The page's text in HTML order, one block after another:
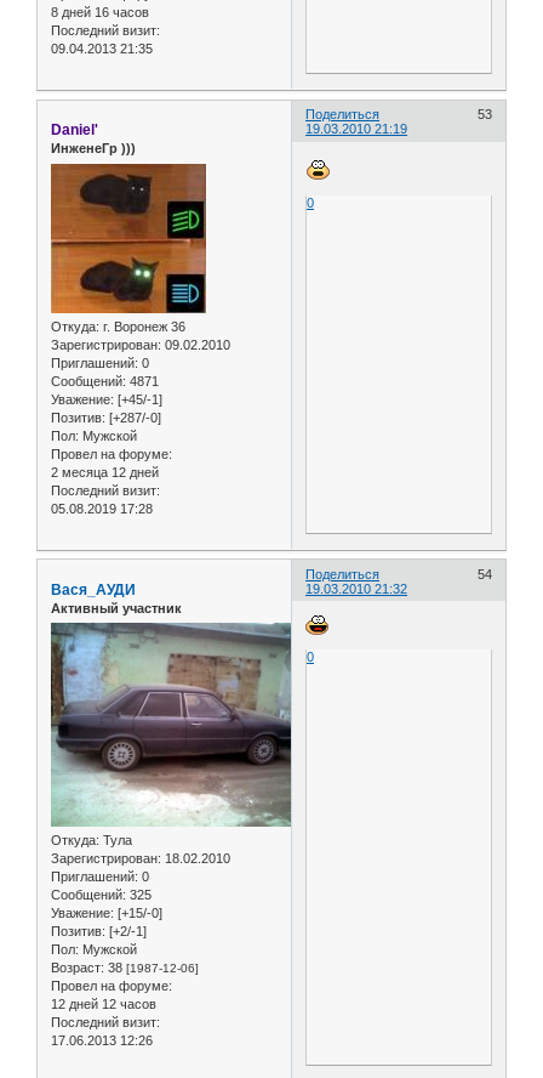
8 дней 16 часов
Последний визит:
09.04.2013 21:35
Поделиться
53
19.03.2010 21:19
Daniel'
ИнженеГр )))
Откуда: г. Воронеж 36
Зарегистрирован: 09.02.2010
Приглашений: 0
Сообщений: 4871
Уважение: [+45/-1]
Позитив: [+287/-0]
Пол: Мужской
Провел на форуме:
2 месяца 12 дней
Последний визит:
05.08.2019 17:28
0
Поделиться
54
19.03.2010 21:32
Вася_АУДИ
Активный участник
Откуда: Тула
Зарегистрирован: 18.02.2010
Приглашений: 0
Сообщений: 325
Уважение: [+15/-0]
Позитив: [+2/-1]
Пол: Мужской
Возраст: 38 [1987-12-06]
Провел на форуме:
12 дней 12 часов
Последний визит:
17.06.2013 12:26
0